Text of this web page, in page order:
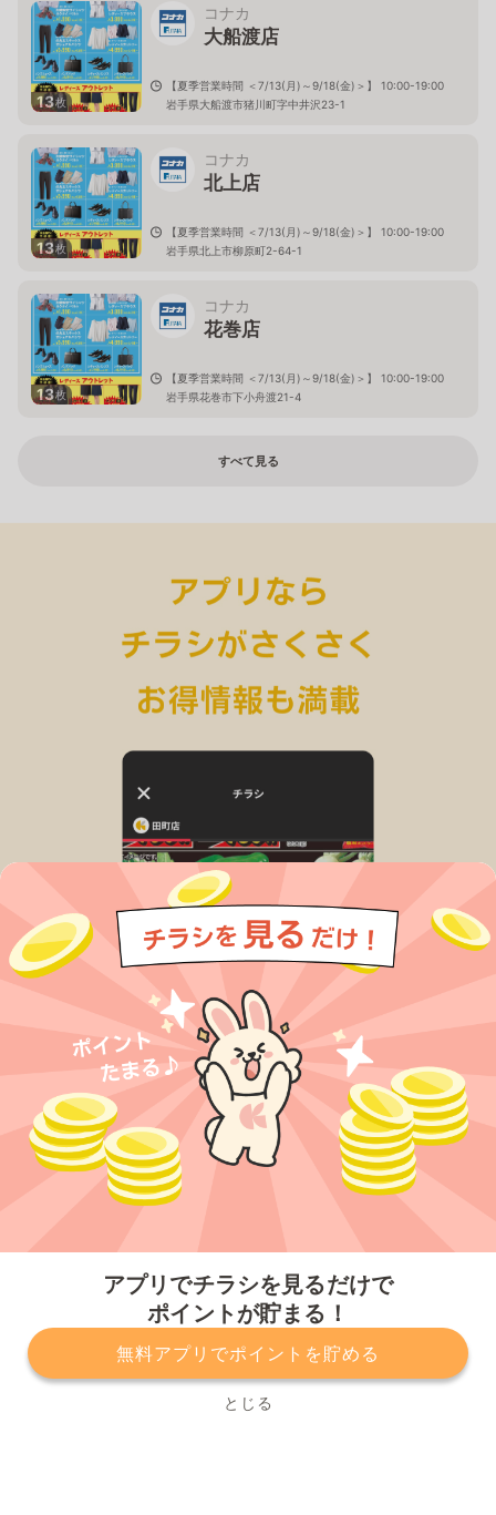
アプリでチラシを見るだけで
ポイントが貯まる！
無料アプリでポイントを貯める
とじる
13枚
コナカ
大船渡店
【夏季営業時間 ＜7/13(月)～9/18(金)＞】 10:00-19:00
岩手県大船渡市猪川町字中井沢23-1
13枚
コナカ
北上店
【夏季営業時間 ＜7/13(月)～9/18(金)＞】 10:00-19:00
岩手県北上市柳原町2-64-1
13枚
コナカ
花巻店
【夏季営業時間 ＜7/13(月)～9/18(金)＞】 10:00-19:00
岩手県花巻市下小舟渡21-4
すべて見る
プライバシーポリシー 利用規約
運営会社
サービスに関してのお問い合わせ